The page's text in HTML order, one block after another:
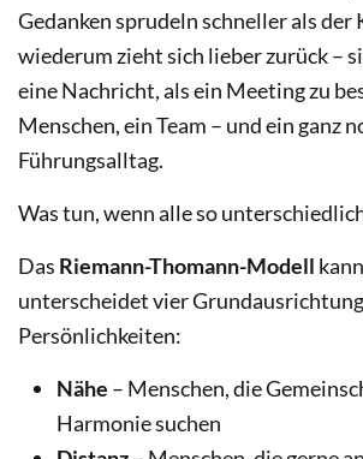
Gedanken sprudeln schneller als der
wiederum zieht sich lieber zurück –
eine Nachricht, als ein Meeting zu
Menschen, ein Team – und ein ganz
Führungsalltag.
Was tun, wenn alle so
Das Riemann-Thomann-Modell
unterscheidet vier
Persönlichkeiten:
Nähe – Menschen, die
Harmonie suchen